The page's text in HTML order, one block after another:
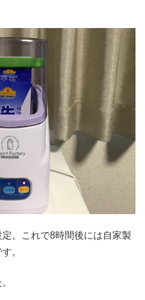
。これで8時間後には自家製
。